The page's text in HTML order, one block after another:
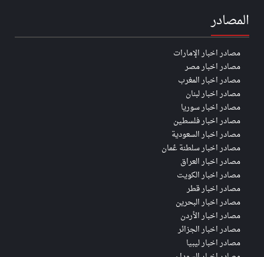
المصادر
مصادر اخبار الإمارات
مصادر اخبار مصر
مصادر اخبار المغرب
مصادر اخبار لبنان
مصادر اخبار سوريا
مصادر اخبار فلسطين
مصادر اخبار السعودية
مصادر اخبار سلطنة عُمان
مصادر اخبار العراق
مصادر اخبار الكويت
مصادر اخبار قطر
مصادر اخبار البحرين
مصادر اخبار الأردن
مصادر اخبار الجزائر
مصادر اخبار ليبيا